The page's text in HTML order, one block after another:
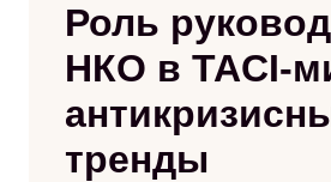
Роль
НКО в TACI-
тренды